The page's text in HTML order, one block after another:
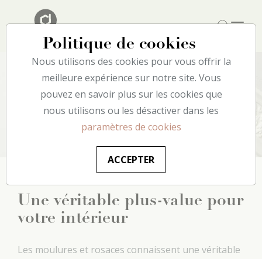
Plafond
Une véritable plus-value pour
votre intérieur
Les moulures et rosaces connaissent une véritable
Politique de cookies
Nous utilisons des cookies pour vous offrir la
meilleure expérience sur notre site. Vous
pouvez en savoir plus sur les cookies que
nous utilisons ou les désactiver dans les
paramètres de cookies
ACCEPTER